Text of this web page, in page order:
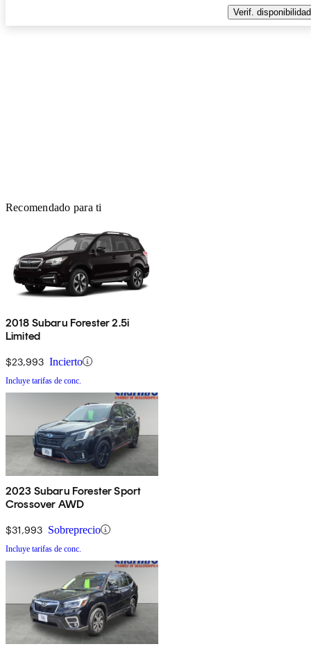
Verif. disponibilidad
Recomendado para ti
2018 Subaru Forester 2.5i
Limited
$23,993 Incierto
Incluye tarifas de conc.
2023 Subaru Forester Sport
Crossover AWD
$31,993 Sobreprecio
Incluye tarifas de conc.